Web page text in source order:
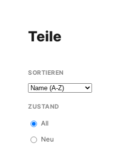
Teile
SORTIEREN
ZUSTAND
All
Neu